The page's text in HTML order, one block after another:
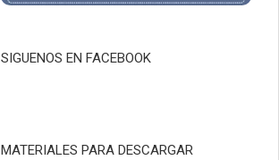
SIGUENOS EN FACEBOOK
MATERIALES PARA DESCARGAR